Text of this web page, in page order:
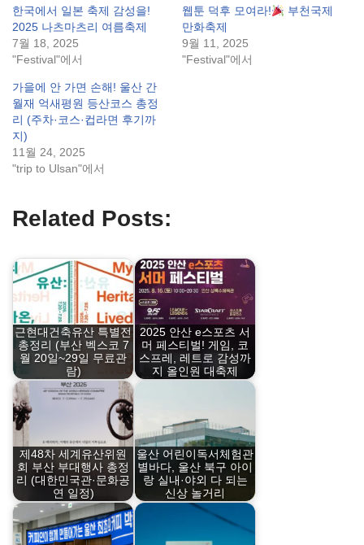
한국에서 일본 축제 감성을!
2025 나츠마츠리 여름축제
7월 18, 2025
"Festival"에서
웹툰 덕후 모여라!
부천국제
만화축제
9월 11, 2025
"Festival"에서
가을에 안 가면 손해! 울산 간
월재 억새평원 등산코스 총정
리 (주차·코스·컵라면 후기까
지)
11월 24, 2025
"trip to Ulsan"에서
Related Posts:
근현대건축유산 특별전
총정리 (부산 벡스코 7
월 20일~29일 무료관
람)
2025 안산 e스포츠 서
머 페스티벌! 게임, 코
스프레, 레트로 감성까
지 올인원 대축제
제48차 세계유산위원
회 부산 부대행사 총정
리 (대한민국관·문화공
연 일정)
울산 어린이독서체험관
별바다, 울산 북구 아이
랑 실내·야외 다 되는
신상 놀거리